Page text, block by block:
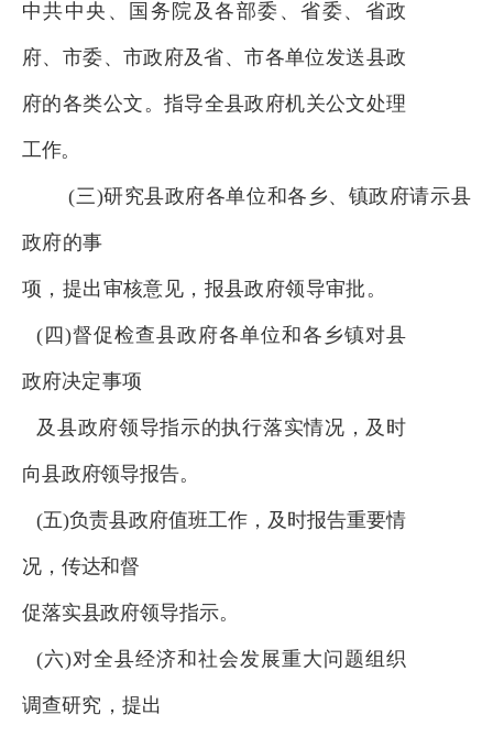
中共中央、国务院及各部委、省委、 省政
府、市委、市政府及省、市各单位发送县政
府的各类公文。指导全县政府机关公文处理
工作。
(三)研究县政府各单位和各乡、镇政府请示县
政府的事
项，提出审核意见，报县政府领导审批。
(四)督促检查县政府各单位和各乡镇对县
政府决定事项
及县政府领导指示的执行落实情况，及时
向县政府领导报告。
(五)负责县政府值班工作，及时报告重要情
况，传达和督
促落实县政府领导指示。
(六)对全县经济和社会发展重大问题组织
调查研究，提出